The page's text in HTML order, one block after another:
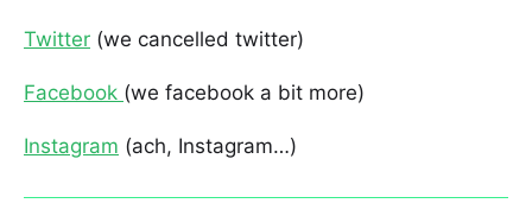
Twitter (we cancelled twitter)
Facebook (we facebook a bit more)
Instagram (ach, Instagram…)